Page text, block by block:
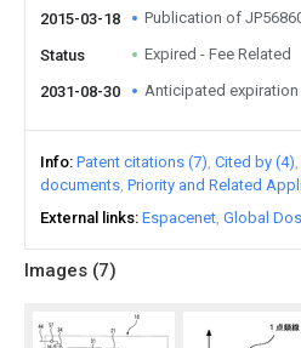
Images (7)
2015-03-18 Publication of
Status Expired - Fee Related
2031-08-30 Anticipated expiration
Info Patent citations (7) Cited by (4)
documents Priority and Related
External links Espacenet Global